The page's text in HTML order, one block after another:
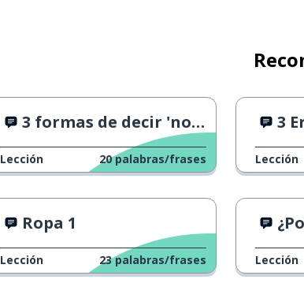
3 formas de decir 'no hay problema' 1
Lección 20 palabras/frases
3
Lección
Ropa 1
Lección 23 palabras/frases Lección